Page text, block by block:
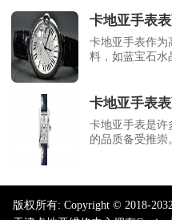
卡地亚手表
卡地亚手表作为
料，如蓝宝石水
卡地亚手表
卡地亚手表是许
的品质备受推崇
版权所有: Copyright © 2018-